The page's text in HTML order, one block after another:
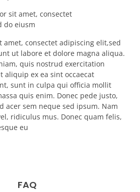
sit amet, consectet
do eiusm
amet, consectet adipiscing elit,sed
ut labore et dolore magna aliqua.
quis nostrud exercitation
aliquip ex ea sint occaecat
sunt in culpa qui officia mollit
quis enim. Donec pede justo,
acer sem neque sed ipsum. Nam
ridiculus mus. Donec quam felis,
eu
FAQ